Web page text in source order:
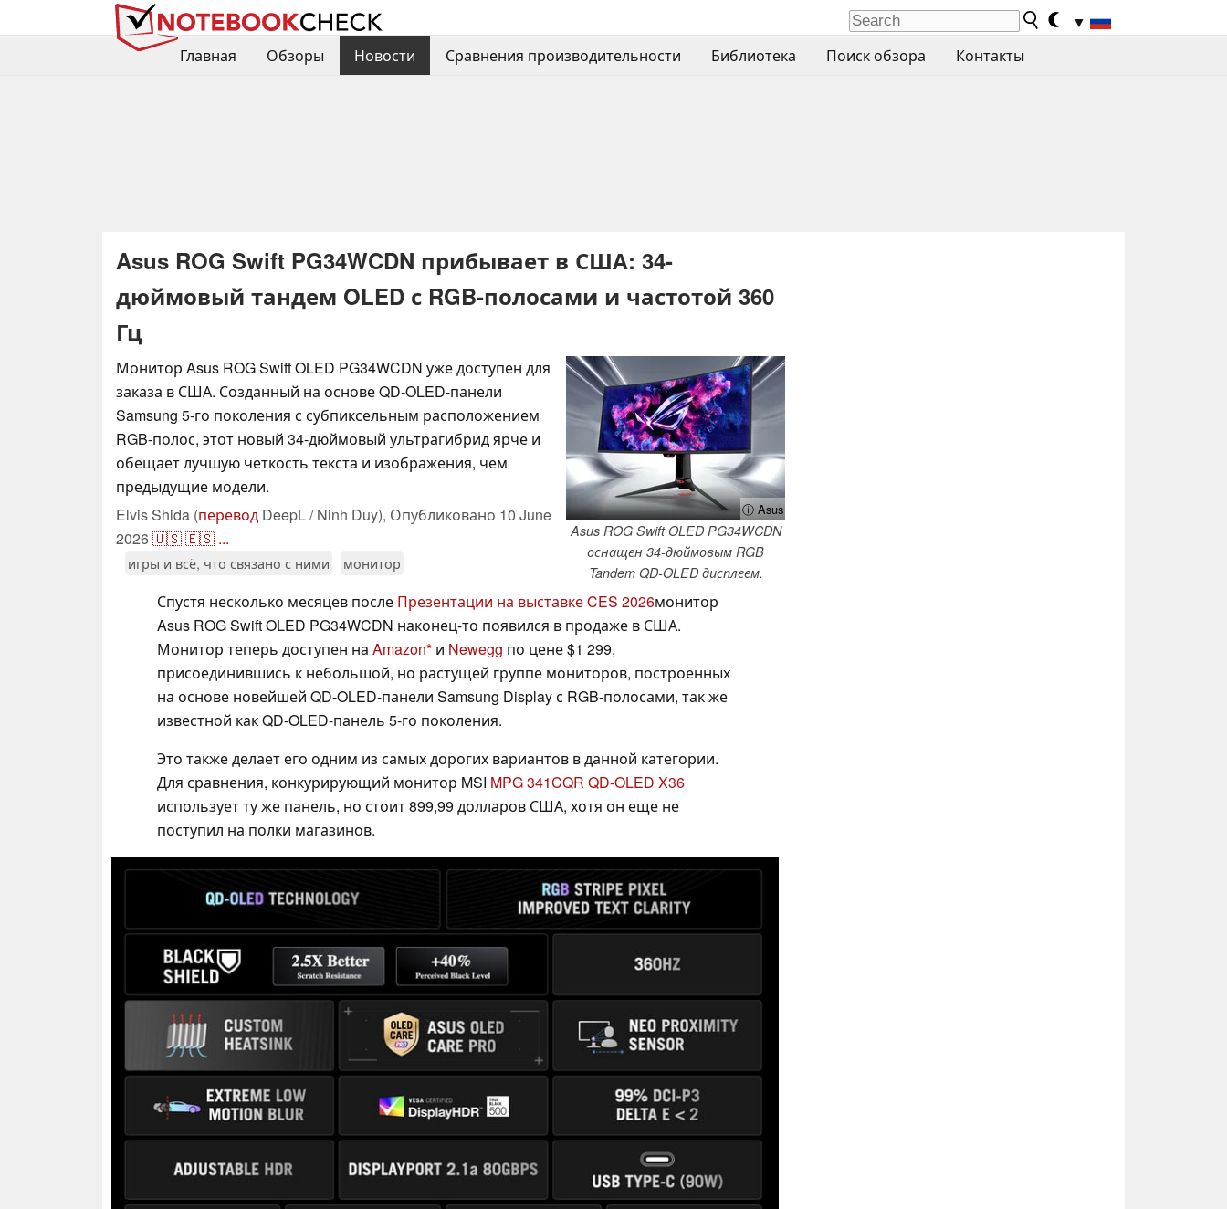
▼
Главная
Обзоры Новости Сравнения производительности Библиотека Поиск обзора Контакты
Asus ROG Swift PG34WCDN прибывает в США: 34-
дюймовый тандем OLED с RGB-полосами и частотой 360
Гц
ⓘ Asus
Asus ROG Swift OLED PG34WCDN
оснащен 34-дюймовым RGB
Tandem QD-OLED дисплеем.
Монитор Asus ROG Swift OLED PG34WCDN уже доступен для
заказа в США. Созданный на основе QD-OLED-панели
Samsung 5-го поколения с субпиксельным расположением
RGB-полос, этот новый 34-дюймовый ультрагибрид ярче и
обещает лучшую четкость текста и изображения, чем
предыдущие модели.
Elvis Shida (перевод DeepL / Ninh Duy), Опубликовано 10 June
2026🇺🇸🇪🇸 ...
игры и всё, что связано с ними монитор
Спустя несколько месяцев после Презентации на выставке CES 2026монитор
Asus ROG Swift OLED PG34WCDN наконец-то появился в продаже в США.
Монитор теперь доступен на Amazon и Newegg по цене $1 299,
присоединившись к небольшой, но растущей группе мониторов, построенных
на основе новейшей QD-OLED-панели Samsung Display с RGB-полосами, так же
известной как QD-OLED-панель 5-го поколения.
Это также делает его одним из самых дорогих вариантов в данной категории.
Для сравнения, конкурирующий монитор MSI MPG 341CQR QD-OLED X36
использует ту же панель, но стоит 899,99 долларов США, хотя он еще не
поступил на полки магазинов.